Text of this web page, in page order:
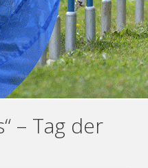
– Tag der